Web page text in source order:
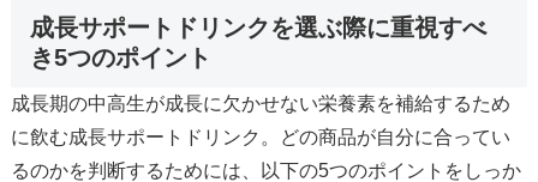
成長サポートドリンクを選ぶ際に重視すべ
き5つのポイント
成長期の中高生が成長に欠かせない栄養素を補給するため
に飲む成長サポートドリンク。どの商品が自分に合ってい
るのかを判断するためには、以下の5つのポイントをしっか